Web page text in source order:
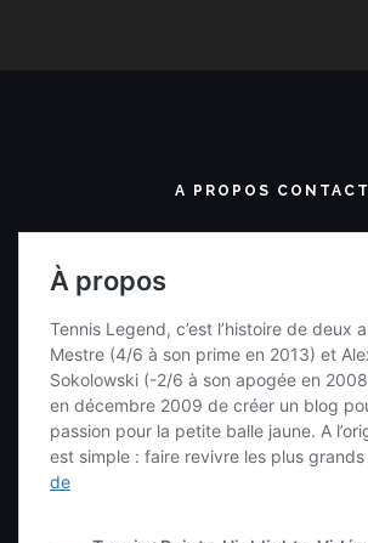
A PROPOS CONTACT